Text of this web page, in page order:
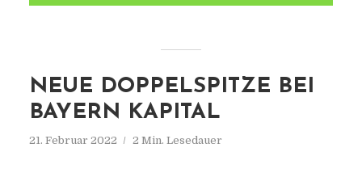
NEUE DOPPELSPITZE BEI
BAYERN KAPITAL
21. Februar 2022 2 Min. Lesedauer